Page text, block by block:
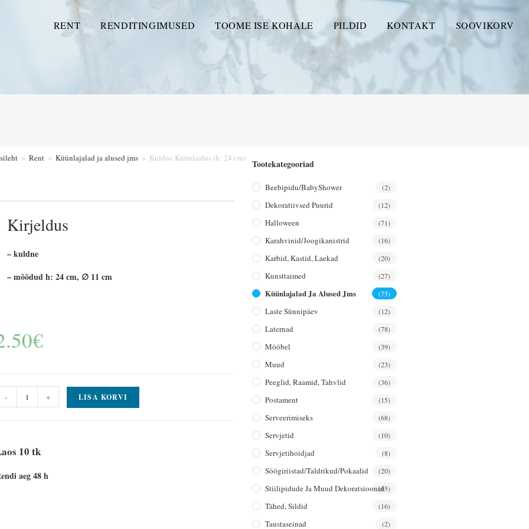
RENT RENDITINGIMUSED TOOME ISE KOHALE PILDID KONTAKT SOOVIKORV
> Rent > Küünlajalad ja alused jms > Kuldne Küünlaalus (h: 24 cm)
Kirjeldus
– kuldne
– mõõdud h: 24 cm, ∅ 11 cm
€
- + LISA KORVI
10 tk
aeg 48 h
Tootekategooriad
Beebipidu/BabyShower (2)
Dekoratiivsed Puurid (12)
Halloween (71)
Karahvinid/joogikanistrid (16)
Karbid, Kastid, Laekad (20)
Kunsttaimed (27)
Küünlajalad Ja Alused Jms (75)
Laste Sünnipäev (12)
Laternad (78)
Mööbel (39)
Muud (23)
Peeglid, Raamid, Tahvlid (36)
Postament (15)
Serveerimiseks (68)
Servjetid (10)
Servjetihoidjad (8)
Söögiriistad/taldrikud/pokaalid (20)
Stiilipidude Ja Muud Dekoratsioonid(65)
Tähed, Sildid (16)
Taustaseinad (2)